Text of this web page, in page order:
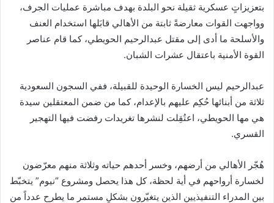
بتعزيزاتٍ عسكرية ثقيلة نحو البلدة بهدف مباشرة عمليات الجرف،
وواجهت القوات معارضةً ثابتة من الأهالي قابَلها استخدام العنف
والأسلحة ما أدى إلى مقتل عبدالرحيم الحويطي، كما قام عناصر
القوة الأمنية باعتقال عشرات الشبان.
عبدالرحيم ليس الخسارة الوحيدة للقبيلة، ففي السجون السعودية
ثلاثة من أبنائها حُكِم عليهم بالإعدام، كما من ضمن المعتقلين سيدة
هي مها الحويطي، اعتُقِلت لنشرها تغريدات رفضت فيها التهجير
القسري.
هُجّر الأهالي من أرضهم، وخسر أحدهم حياته وثلاثة منهم معرّضون
لخسارة أرواحهم في أية لحظة، كل هذا يحصل ومشروع “نيوم” يتخبّط
بين المدراء التنفيذيين الذين يتغيّرون بشكلٍ مستمر ما يطرح عدداً من